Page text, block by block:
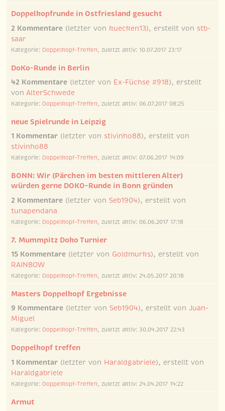
Doppelkopfrunde in Ostfriesland gesucht
2 Kommentare(letzter von kuecken13), erstellt von stb-
saar
Kategorie: Doppelkopf-Treffen, zuletzt aktiv: 10.07.2017 23:17
DoKo-Runde in Berlin
42 Kommentare(letzter von Ex-Füchse #918), erstellt
von AlterSchwede
Kategorie: Doppelkopf-Treffen, zuletzt aktiv: 06.07.2017 08:25
neue Spielrunde in Leipzig
1 Kommentar(letzter von stivinho88), erstellt von
stivinho88
Kategorie: Doppelkopf-Treffen, zuletzt aktiv: 07.06.2017 14:09
BONN: Wir (Pärchen im besten mittleren Alter)
würden gerne DOKO-Runde in Bonn gründen
2 Kommentare(letzter von Seb1904), erstellt von
tunapendana
Kategorie: Doppelkopf-Treffen, zuletzt aktiv: 06.06.2017 17:18
7. Mummpitz Doko Turnier
15 Kommentare(letzter von Goldmurks), erstellt von
RAINBOW
Kategorie: Doppelkopf-Treffen, zuletzt aktiv: 24.05.2017 20:18
Masters Doppelkopf Ergebnisse
9 Kommentare(letzter von Seb1904), erstellt von Juan-
Miguel
Kategorie: Doppelkopf-Treffen, zuletzt aktiv: 30.04.2017 22:43
Doppelkopf treffen
1 Kommentar(letzter von Haraldgabriele), erstellt von
Haraldgabriele
Kategorie: Doppelkopf-Treffen, zuletzt aktiv: 24.04.2017 14:22
Armut